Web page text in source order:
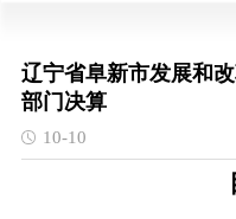
辽宁省阜新市发展和
部门决算
10-10